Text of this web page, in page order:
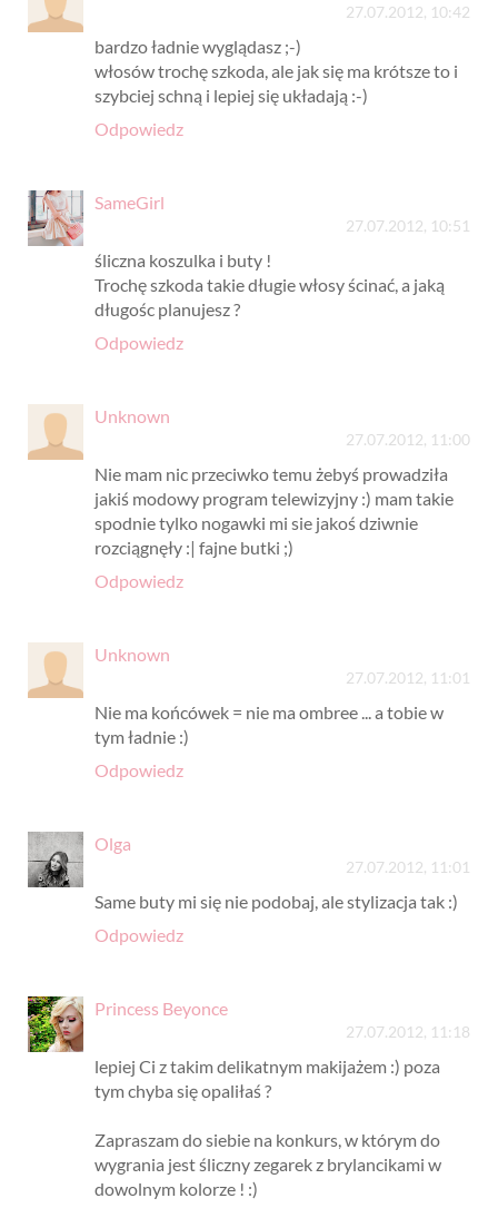
27.07.2012, 10:42
bardzo ładnie wyglądasz ;-)
włosów trochę szkoda, ale jak się ma krótsze to i
szybciej schną i lepiej się układają :-)
Odpowiedz
SameGirl
27.07.2012, 10:51
śliczna koszulka i buty !
Trochę szkoda takie długie włosy ścinać, a jaką
długośc planujesz ?
Odpowiedz
Unknown
27.07.2012, 11:00
Nie mam nic przeciwko temu żebyś prowadziła
jakiś modowy program telewizyjny :) mam takie
spodnie tylko nogawki mi sie jakoś dziwnie
rozciągnęły :| fajne butki ;)
Odpowiedz
Unknown
27.07.2012, 11:01
Nie ma końcówek = nie ma ombree ... a tobie w
tym ładnie :)
Odpowiedz
Olga
27.07.2012, 11:01
Same buty mi się nie podobaj, ale stylizacja tak :)
Odpowiedz
Princess Beyonce
27.07.2012, 11:18
lepiej Ci z takim delikatnym makijażem :) poza
tym chyba się opaliłaś ?
Zapraszam do siebie na konkurs, w którym do
wygrania jest śliczny zegarek z brylancikami w
dowolnym kolorze ! :)